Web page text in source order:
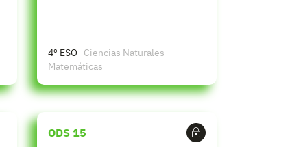
4º ESO
Ciencias Naturales
Matemáticas
ODS 15